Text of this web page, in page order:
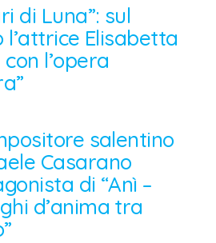
di Luna”: sul
l’attrice Elisabetta
con l’opera
salentino
Casarano
di “Anì –
d’anima tra